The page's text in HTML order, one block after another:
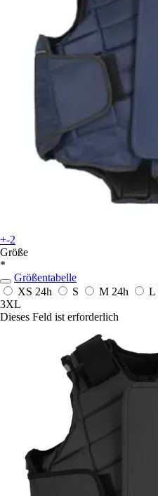
+-2
Größe
*
Größentabelle
XS 24h S M 24h L
3XL
Dieses Feld ist erforderlich